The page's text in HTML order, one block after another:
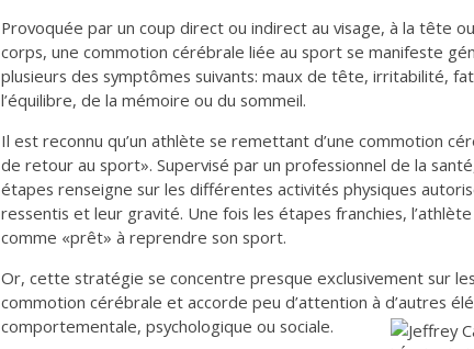
Provoquée par un coup direct ou indirect au visage, à la tête
corps, une commotion cérébrale liée au sport se manifeste
plusieurs des symptômes suivants: maux de tête, irritabilité,
l’équilibre, de la mémoire ou du sommeil.
Il est reconnu qu’un athlète se remettant d’une commotion
de retour au sport». Supervisé par un professionnel de la
étapes renseigne sur les différentes activités physiques
ressentis et leur gravité. Une fois les étapes franchies,
comme «prêt» à reprendre son sport.
Or, cette stratégie se concentre presque exclusivement sur
commotion cérébrale et accorde peu d’attention à d’autres
comportementale, psychologique ou sociale.